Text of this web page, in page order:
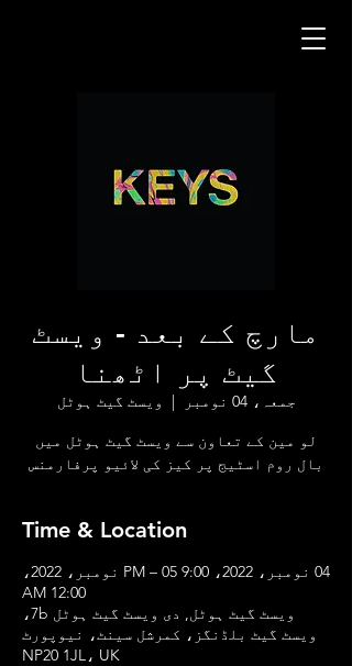
مارچ کے بعد - ویسٹ
گیٹ پر اٹھنا
جمعہ، 04 نومبر
  |
ویسٹ گیٹ ہوٹل
لو مین کے تعاون سے ویسٹ گیٹ ہوٹل میں
بال روم اسٹیج پر کیز کی لائیو پرفارمنس
Time & Location
04 نومبر، 2022، 9:00 PM – 05 نومبر، 2022،
12:00 AM
ویسٹ گیٹ ہوٹل, دی ویسٹ گیٹ ہوٹل 7b،
ویسٹ گیٹ بلڈنگز، کمرشل سینٹ، نیوپورٹ
NP20 1JL، UK